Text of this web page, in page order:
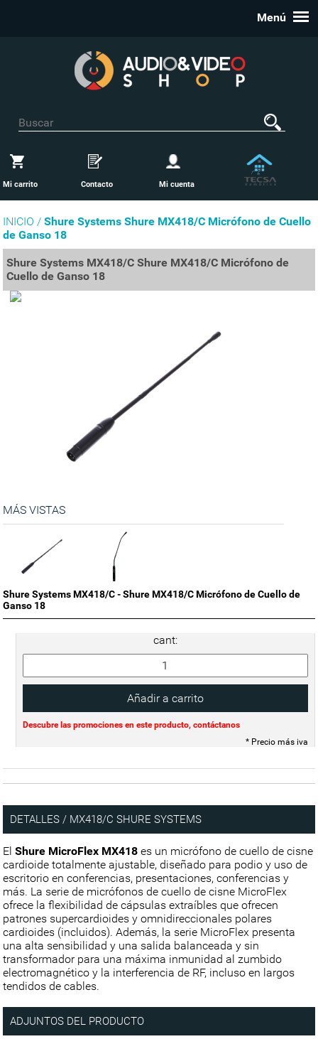
Menú
Mi carrito Contacto Mi cuenta
INICIO /Shure Systems Shure MX418/C Micrófono de Cuello
de Ganso 18
Shure Systems MX418/C Shure MX418/C Micrófono de
Cuello de Ganso 18
MÁS VISTAS
Shure Systems MX418/C - Shure MX418/C Micrófono de Cuello de
Ganso 18
cant:
Descubre las promociones en este producto, contáctanos
* Precio más iva
DETALLES / MX418/C SHURE SYSTEMS
ElShure MicroFlex MX418 es un micrófono de cuello de cisne
cardioide totalmente ajustable, diseñado para podio y uso de
escritorio en conferencias, presentaciones, conferencias y
más. La serie de micrófonos de cuello de cisne MicroFlex
ofrece la flexibilidad de cápsulas extraíbles que ofrecen
patrones supercardioides y omnidireccionales polares
cardioides (incluidos). Además, la serie MicroFlex presenta
una alta sensibilidad y una salida balanceada y sin
transformador para una máxima inmunidad al zumbido
electromagnético y la interferencia de RF, incluso en largos
tendidos de cables.
ADJUNTOS DEL PRODUCTO